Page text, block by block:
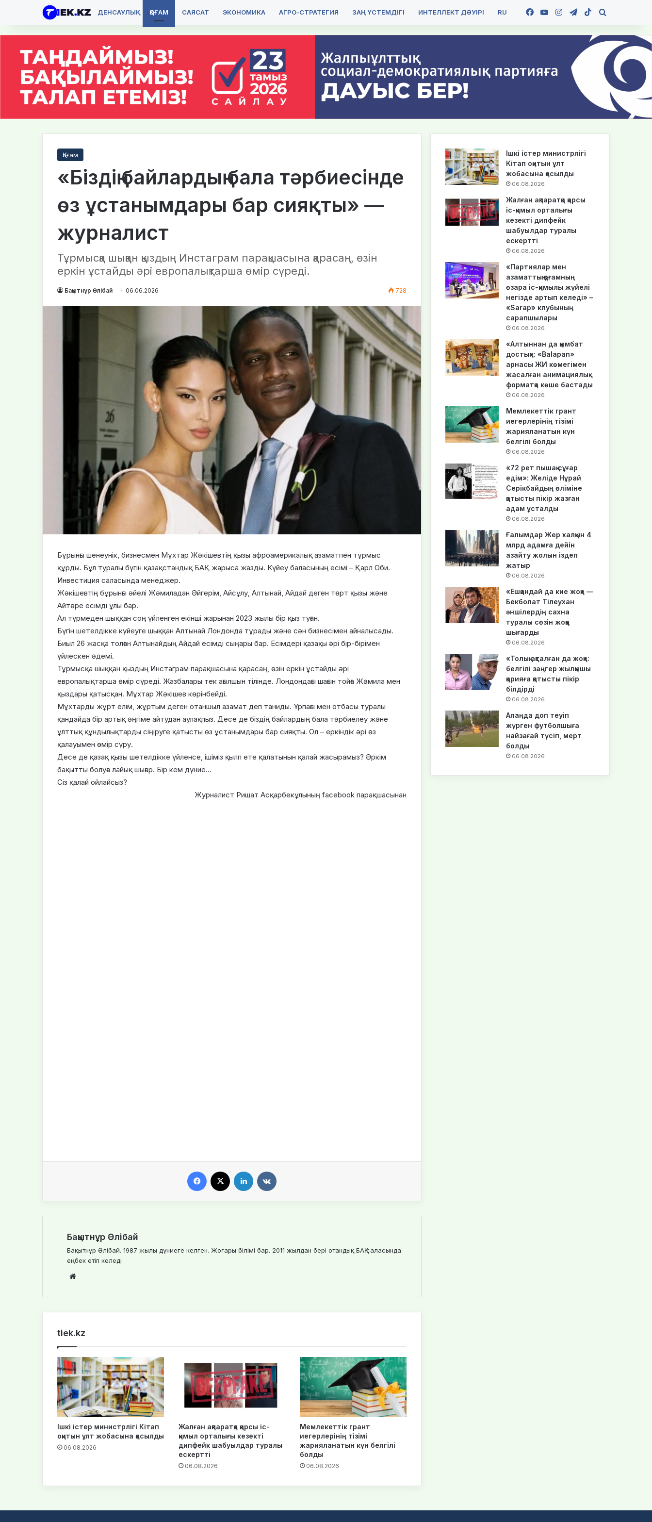
ДЕНСАУЛЫҚ ҚОҒАМ САЯСАТ ЭКОНОМИКА АГРО-СТРАТЕГИЯ ЗАҢ ҮСТЕМДІГІ ИНТЕЛЛЕКТ ДӘУІРІ RU Facebook
YouTubeInstagramTelegram
TikTok
Қоғам
«Біздің байлардың бала тәрбиесінде
өз ұстанымдары бар сияқты» —
журналист
Тұрмысқа шыққан қыздың Инстаграм парақшасына қарасаң, өзін
еркін ұстайды әрі европалықтарша өмір сүреді.
Бақытнұр Әлібай 06.06.2026 728
Бұрынғы шенеунік, бизнесмен Мұхтар Жәкішевтің қызы афроамерикалық азаматпен тұрмыс
құрды. Бұл туралы бүгін қазақстандық БАҚ жарыса жазды. Күйеу баласының есімі – Қарл Оби.
Инвестиция саласында менеджер.
Жәкішевтің бұрынғы әйелі Жәмиладан Әйгерім, Айсұлу, Алтынай, Айдай деген төрт қызы және
Айтөре есімді ұлы бар.
Ал түрмеден шыққан соң үйленген екінші жарынан 2023 жылы бір қыз туған.
Бүгін шетелдікке күйеуге шыққан Алтынай Лондонда тұрады және сән бизнесімен айналысады.
Биыл 26 жасқа толған Алтынайдың Айдай есімді сыңары бар. Есімдері қазақы әрі бір-бірімен
үйлескен әдемі.
Тұрмысқа шыққан қыздың Инстаграм парақшасына қарасаң, өзін еркін ұстайды әрі
европалықтарша өмір сүреді. Жазбалары тек ағылшын тілінде. Лондондағы шағын тойға Жәмила мен
қыздары қатысқан. Мұхтар Жәкішев көрінбейді.
Мұхтарды жұрт елім, жұртым деген отаншыл азамат деп таниды. Ұрпағы мен отбасы туралы
қандайда бір артық әңгіме айтудан аулақпыз. Десе де біздің байлардың бала тәрбиелеу және
ұлттық құндылықтарды сіңіруге қатысты өз ұстанымдары бар сияқты. Ол – еркіндік әрі өз
қалауымен өмір сүру.
Десе де қазақ қызы шетелдікке үйленсе, ішіміз қылп ете қалатынын қалай жасырамыз? Әркім
бақытты болуға лайық шығар. Бір кем дүние…
Сіз қалай ойлайсыз?
Журналист Ришат Асқарбекұлының facebook парақшасынан
Бақытнұр Әлібай
Бақытнұр Әлібай. 1987 жылы дүниеге келген. Жоғары білімі бар. 2011 жылдан бері отандық БАҚ саласында
еңбек етіп келеді
te
tiek.kz
Ішкі істер министрлігі Кітап
оқитын ұлт жобасына қосылды
06.08.2026
Жалған ақпаратқа қарсы іс-
қимыл орталығы кезекті
дипфейк шабуылдар туралы
ескертті
06.08.2026
Мемлекеттік грант
иегерлерінің тізімі
жарияланатын күн белгілі
болды
06.08.2026
Ішкі істер министрлігі
Кітап оқитын ұлт
жобасына қосылды
06.08.2026
Жалған ақпаратқа қарсы
іс-қимыл орталығы
кезекті дипфейк
шабуылдар туралы
ескертті
06.08.2026
«Партиялар мен
азаматтық қоғамның
өзара іс-қимылы жүйелі
негізде артып келеді» –
«Sarap» клубының
сарапшылары
06.08.2026
«Алтыннан да қымбат
достық»: «Balapan»
арнасы ЖИ көмегімен
жасалған анимациялық
форматқа көше бастады
06.08.2026
Мемлекеттік грант
иегерлерінің тізімі
жарияланатын күн
белгілі болды
06.08.2026
«72 рет пышақ сұғар
едім»: Желіде Нұрай
Серікбайдың өліміне
қатысты пікір жазған
адам ұсталды
06.08.2026
Ғалымдар Жер халқын 4
млрд адамға дейін
азайту жолын іздеп
жатыр
06.08.2026
«Ешқандай да кие жоқ» —
Бекболат Тілеухан
әншілердің сахна
туралы сөзін жоққа
шығарды
06.08.2026
«Толық ақталған да жоқ»:
белгілі заңгер жылқышы
қарияға қатысты пікір
білдірді
06.08.2026
Алаңда доп теуіп
жүрген футболшыға
найзағай түсіп, мерт
болды
06.08.2026